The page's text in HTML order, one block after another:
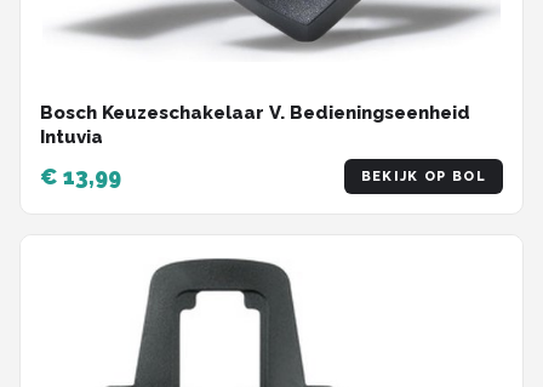
Bosch Keuzeschakelaar V. Bedieningseenheid
Intuvia
€ 13,99 BEKIJK OP BOL